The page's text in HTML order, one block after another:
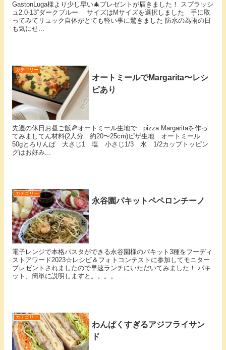
GastonLuga様より少し早い🎄プレゼントが届きました！ スプラッシ
ュ2.0-13”ダークブルー サイズはMサイズを選択しました 手に取
ってみてリュック自体がとても軽い事に驚きました 防水の為雨の日
も気にせ...
カテゴリー
オートミールでMargarita〜レシ
ピあり
先週の休日お昼ご飯🍕⁡オートミール生地で pizza Margaritaを作っ
てみましてん⁡材料(2人分 約20〜25cm)ピザ生地 オートミール
50gとろりんぱ 大さじ1 塩 小さじ1/3 水 1/2カップ⁡トッピン
グはお好み...
カテゴリー
永谷園パキットペペロンチーノ
電子レンジで本格パスタができる永谷園様のパキット3種をフーディ
ストアワード2023☆レシピ＆フォトコンテストに参加してモニター
プレゼントされましたので早速ランチにいただいてみました！ パキ
ット、簡単に説明しますと。。。。 ...
カテゴリー
わんぱくすぎるアジフライサン
ド